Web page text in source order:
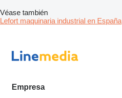
Véase también
Lefort maquinaria industrial en España
Empresa